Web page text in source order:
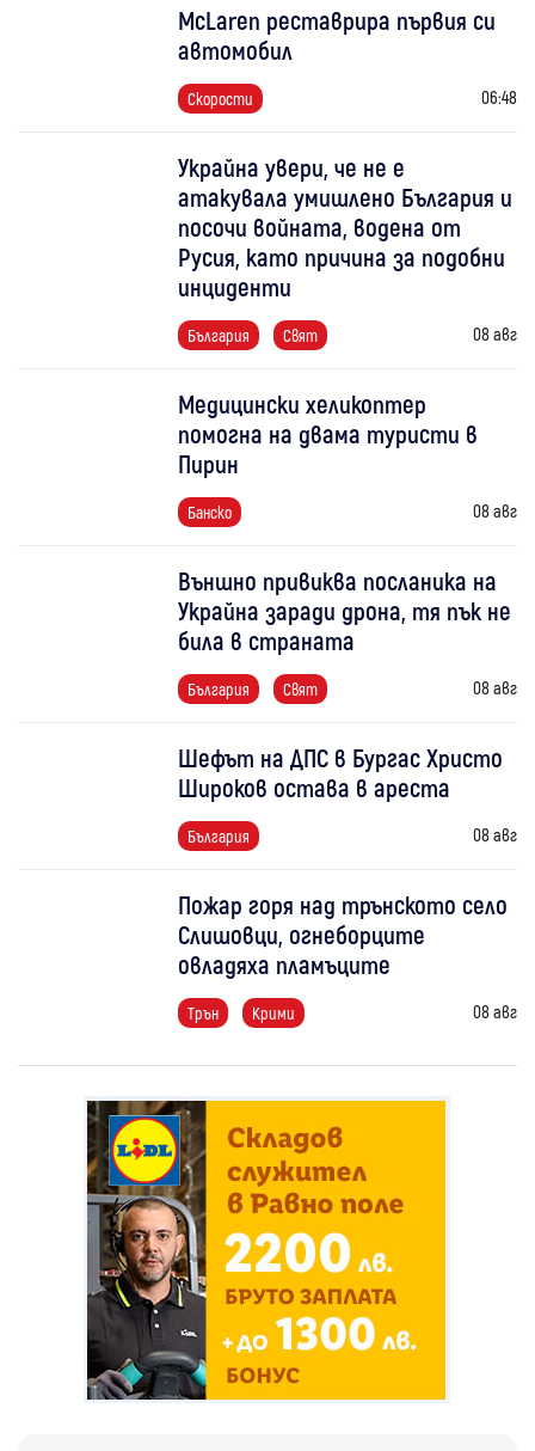
McLaren реставрира първия си
автомобил
Скорости 06:48
Украйна увери, че не е
атакувала умишлено България и
посочи войната, водена от
Русия, като причина за подобни
инциденти
България Свят 08 авг
Медицински хеликоптер
помогна на двама туристи в
Пирин
Банско 08 авг
Външно привиква посланика на
Украйна заради дрона, тя пък не
била в страната
България Свят 08 авг
Шефът на ДПС в Бургас Христо
Широков остава в ареста
България 08 авг
Пожар горя над трънското село
Слишовци, огнеборците
овладяха пламъците
Трън Крими 08 авг